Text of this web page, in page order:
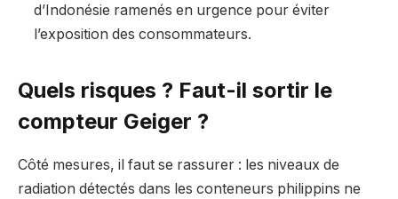
d’Indonésie ramenés en urgence pour éviter
l’exposition des consommateurs.
Quels risques ? Faut-il sortir le
compteur Geiger ?
Côté mesures, il faut se rassurer : les niveaux de
radiation détectés dans les conteneurs philippins ne